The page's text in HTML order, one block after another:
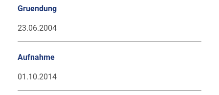
Gruendung
23.06.2004
Aufnahme
01.10.2014